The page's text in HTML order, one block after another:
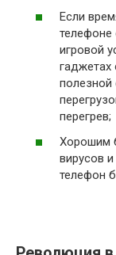
Если
телефоне
игровой
гаджетах
полезной
перегрев;
Хорошим
вирусов
телефон